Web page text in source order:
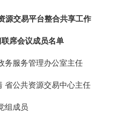
源交易平台整合共享工作
席会议成员名单
服务管理办公室主任
公共资源交易中心主任
成员